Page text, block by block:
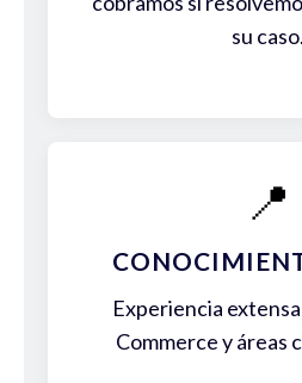
su caso.
📍
Experiencia
Commerce y áreas